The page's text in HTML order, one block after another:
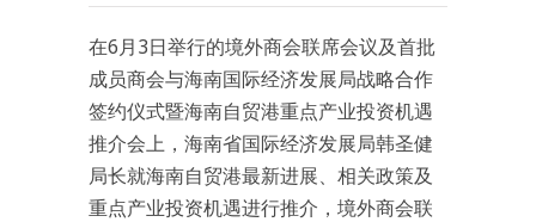
在6月3日举行的境外商会联席会议及首批
成员商会与海南国际经济发展局战略合作
签约仪式暨海南自贸港重点产业投资机遇
推介会上，海南省国际经济发展局韩圣健
局长就海南自贸港最新进展、相关政策及
重点产业投资机遇进行推介，境外商会联